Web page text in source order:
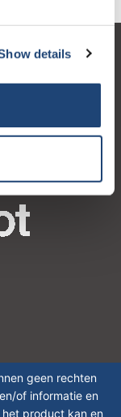
details
geen rechten
of informatie en
product kan en